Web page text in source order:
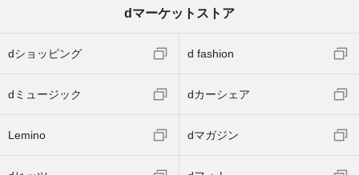
dマーケットストア
dショッピング d fashion
dミュージック dカーシェア
Lemino dマガジン